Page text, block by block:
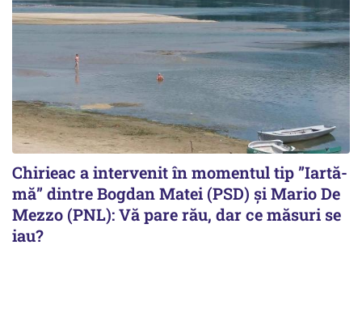
Chirieac a intervenit în momentul tip ”Iartă-
mă” dintre Bogdan Matei (PSD) și Mario De
Mezzo (PNL): Vă pare rău, dar ce măsuri se
iau?